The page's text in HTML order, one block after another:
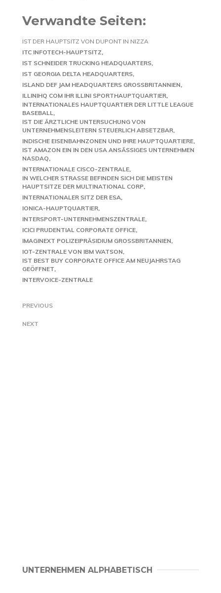
Verwandte Seiten:
IST DER HAUPTSITZ VON DUPONT IN NIZZA
ITC INFOTECH-HAUPTSITZ
IST SCHNEIDER TRUCKING HEADQUARTERS
IST GEORGIA DELTA HEADQUARTERS
ISLAND DEF JAM HEADQUARTERS GROSSBRITANNIEN
ILLINIHQ COM IHR ILLINI SPORTHAUPTQUARTIER
INTERNATIONALES HAUPTQUARTIER DER LITTLE LEAGUE
BASEBALL
IST DIE ÄRZTLICHE UNTERSUCHUNG VON
UNTERNEHMENSLEITERN STEUERLICH ABSETZBAR
INDISCHE EISENBAHNZONEN UND IHRE HAUPTQUARTIERE
IST AMAZON EIN IN DEN USA ANSÄSSIGES UNTERNEHMEN
NASDAQ
INTERNATIONALE CISCO-ZENTRALE
IN WELCHER STRASSE BEFINDEN SICH DIE MEISTEN H
AUPTSITZE DER MULTINATIONAL CORP
INTERNATIONALER SITZ DER ESA
IONICA-HAUPTQUARTIER
INTERSPORT-UNTERNEHMENSZENTRALE
ICICI PRUDENTIAL CORPORATE OFFICE
IMAGINEXT POLIZEIPRÄSIDIUM GROSSBRITANNIEN
IOT-ZENTRALE VON IBM WATSON
IST BEST BUY CORPORATE OFFICE AM NEUJAHRSTAG
GEÖFFNET
INTERVOICE-ZENTRALE
PREVIOUS
NEXT
UNTERNEHMEN ALPHABETISCH